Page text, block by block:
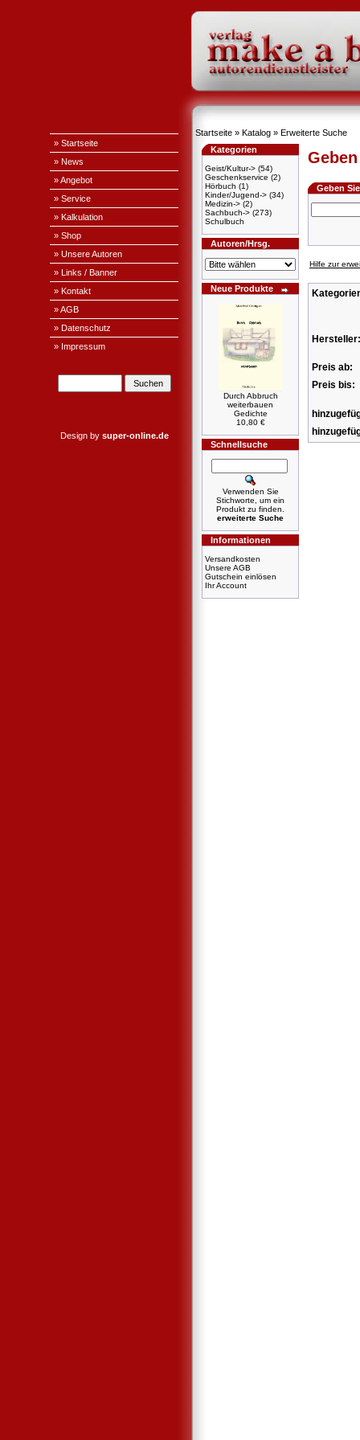
» Startseite
» News
» Angebot
» Service
» Kalkulation
» Shop
» Unsere Autoren
» Links / Banner
» Kontakt
» AGB
» Datenschutz
» Impressum
Design by super-online.de
Startseite » Katalog » Erweiterte Suche
Kategorien
Geist/Kultur-> (54)
Geschenkservice (2)
Hörbuch (1)
Kinder/Jugend-> (34)
Medizin-> (2)
Sachbuch-> (273)
Schulbuch
Autoren/Hrsg.
Neue Produkte
Durch Abbruch
weiterbauen
Gedichte
10,80 €
Schnellsuche
Verwenden Sie
Stichworte, um ein
Produkt zu finden.
erweiterte Suche
Informationen
Versandkosten
Unsere AGB
Gutschein einlösen
Ihr Account
Geben
Hilfe zur
Hersteller:
Preis ab:
Preis bis: